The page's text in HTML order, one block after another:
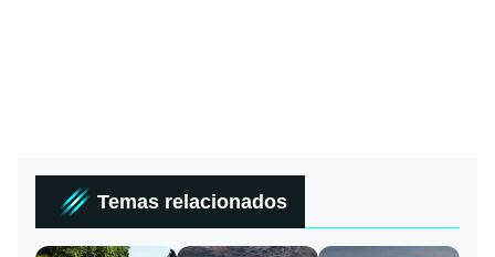
Temas relacionados